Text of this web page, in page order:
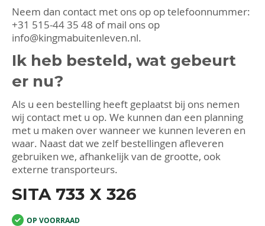
Neem dan contact met ons op op telefoonnummer:
+31 515-44 35 48 of mail ons op
info@kingmabuitenleven.nl.
Ik heb besteld, wat gebeurt
er nu?
Als u een bestelling heeft geplaatst bij ons nemen
wij contact met u op. We kunnen dan een planning
met u maken over wanneer we kunnen leveren en
waar. Naast dat we zelf bestellingen afleveren
gebruiken we, afhankelijk van de grootte, ook
externe transporteurs.
SITA 733 X 326
OP VOORRAAD